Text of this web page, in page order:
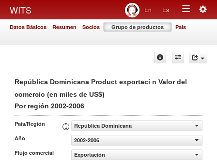
WITS En Es
Toggle
Datos Básicos Resumen Socios Grupo de productos País
República Dominicana Product exportaci n Valor del
comercio (en miles de US$)
Por región 2002-2006
País/Región
República Dominicana
Año
2002-2006
Flujo comercial
Exportación